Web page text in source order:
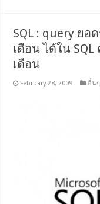
SQL : query ยอ
เดือน ได้ใน
เดือน
February 28, 2009 อื่นๆ